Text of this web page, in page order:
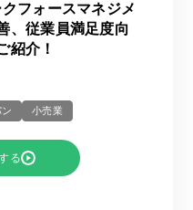
フォースマネジメ
、従業員満足度向
紹介！
小売業
る